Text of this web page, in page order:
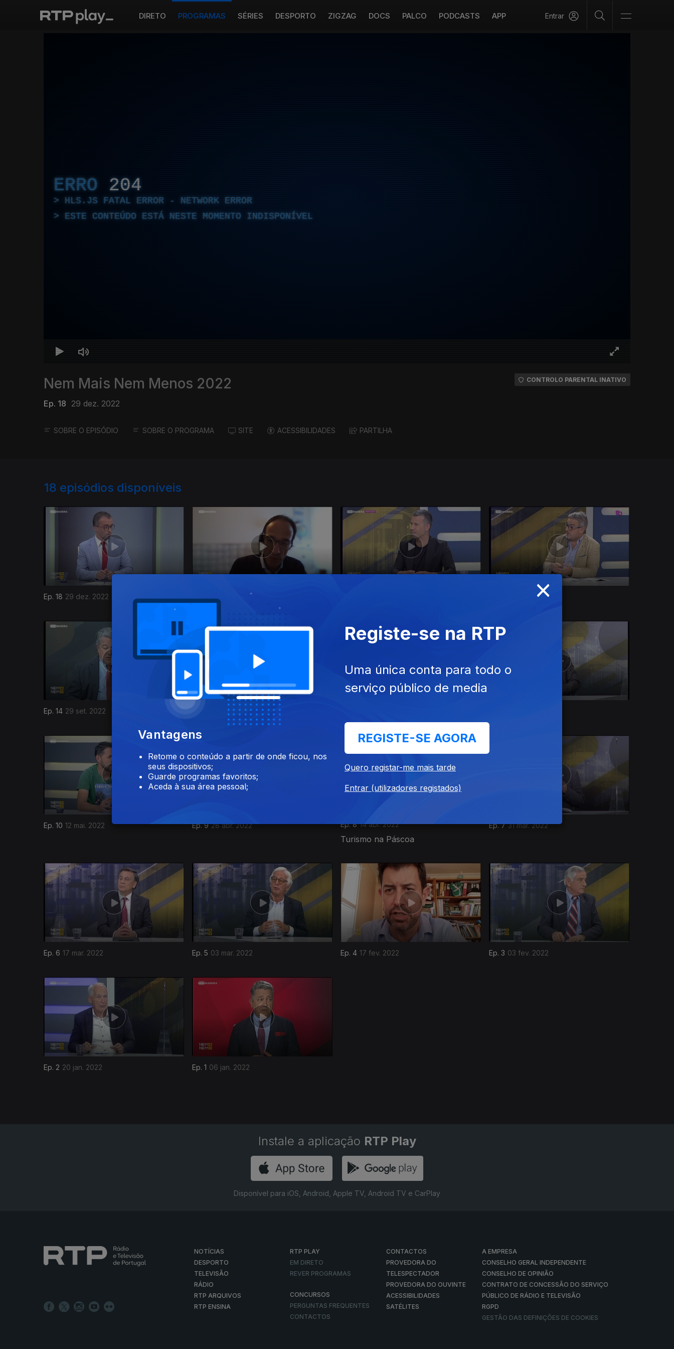
DIRETO PROGRAMAS SÉRIES DESPORTO ZIGZAG DOCS PALCO PODCASTS APP Entrar
ERRO 204
HLS.JS FATAL ERROR - NETWORK ERROR
ESTE CONTEÚDO ESTÁ NESTE MOMENTO INDISPONÍVEL
Nem Mais Nem Menos 2022
Ep. 18 29 dez. 2022
CONTROLO PARENTAL INATIVO
SOBRE O EPISÓDIO SOBRE O PROGRAMA SITE ACESSIBILIDADES PARTILHA
18 episódios disponíveis
Ep. 18 29 dez. 2022 01 dez. 2022 20 out. 2022
Ep. 14 29 set. 2022 23 jun. 2022
Ep. 10 12 mai. 2022 Ep. 9 28 abr. 2022 Ep. 8 14 abr. 2022
Turismo na Páscoa
Ep. 7 31 mar. 2022
608225
Ep. 6 17 mar. 2022 Ep. 5 03 mar. 2022 Ep. 4 17 fev. 2022 Ep. 3 03 fev. 2022
Ep. 2 20 jan. 2022 Ep. 1 06 jan. 2022
590725
Instale a aplicação RTP Play
Disponível para iOS, Android, Apple TV, Android TV e CarPlay
NOTÍCIAS
DESPORTO
TELEVISÃO
RÁDIO
RTP ARQUIVOS
RTP ENSINA
RTP PLAY
EM DIRETO
REVER PROGRAMAS
CONCURSOS
PERGUNTAS FREQUENTES
CONTACTOS
CONTACTOS
PROVEDORA DO
TELESPECTADOR
PROVEDORA DO OUVINTE
ACESSIBILIDADES
SATÉLITES
A EMPRESA
CONSELHO GERAL INDEPENDENTE
CONSELHO DE OPINIÃO
CONTRATO DE CONCESSÃO DO SERVIÇO
PÚBLICO DE RÁDIO E TELEVISÃO
RGPD
GESTÃO DAS DEFINIÇÕES DE COOKIES
×
Vantagens
Retome o conteúdo a partir de onde ficou, nos
seus dispositivos;
Guarde programas favoritos;
Aceda à sua área pessoal;
Registe-se na RTP
Uma única conta para todo o
serviço público de media
REGISTE-SE AGORA
Quero registar-me mais tarde
Entrar (utilizadores registados)